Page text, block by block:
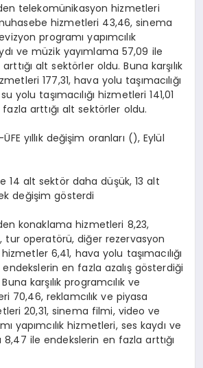
telekomünikasyon hizmetleri
hizmetleri 43,46, sinema
programı yapımcılık
ve müzik yayımlama 57,09 ile
alt sektörler oldu. Buna karşılık
177,31, hava yolu taşımacılığı
yolu taşımacılığı hizmetleri 141,01
arttığı alt sektörler oldu.
yıllık değişim oranları (), Eylül
14 alt sektör daha düşük, 13 alt
değişim gösterdi
konaklama hizmetleri 8,23,
tur operatörü, diğer rezervasyon
6,41, hava yolu taşımacılığı
en fazla azalış gösterdiği
karşılık programcılık ve
70,46, reklamcılık ve piyasa
20,31, sinema filmi, video ve
yapımcılık hizmetleri, ses kaydı ve
ile endekslerin en fazla arttığı